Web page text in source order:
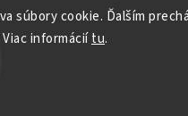
súbory cookie. Ďalším
informáciítu.